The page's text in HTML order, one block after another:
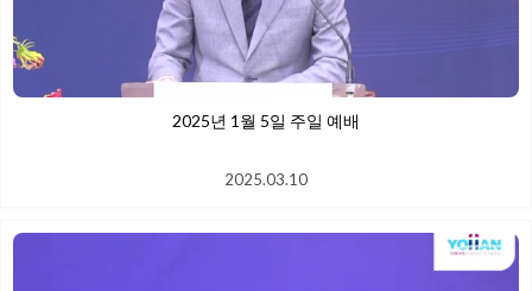
2025년 1월 5일 주일 예배
2025.03.10